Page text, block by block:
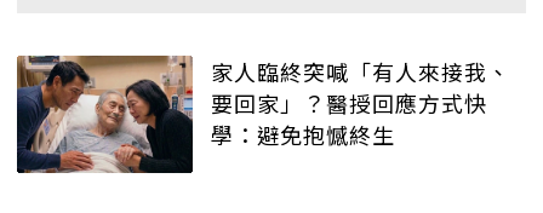
家人臨終突喊「有人來接我、
要回家」？醫授回應方式快
學：避免抱憾終生